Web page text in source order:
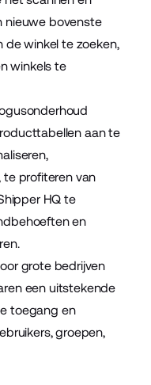
nieuwe bovenste
de winkel te zoeken,
winkels te
aan te
profiteren van
HQ te
en
grote bedrijven
een uitstekende
toegang en
groepen,